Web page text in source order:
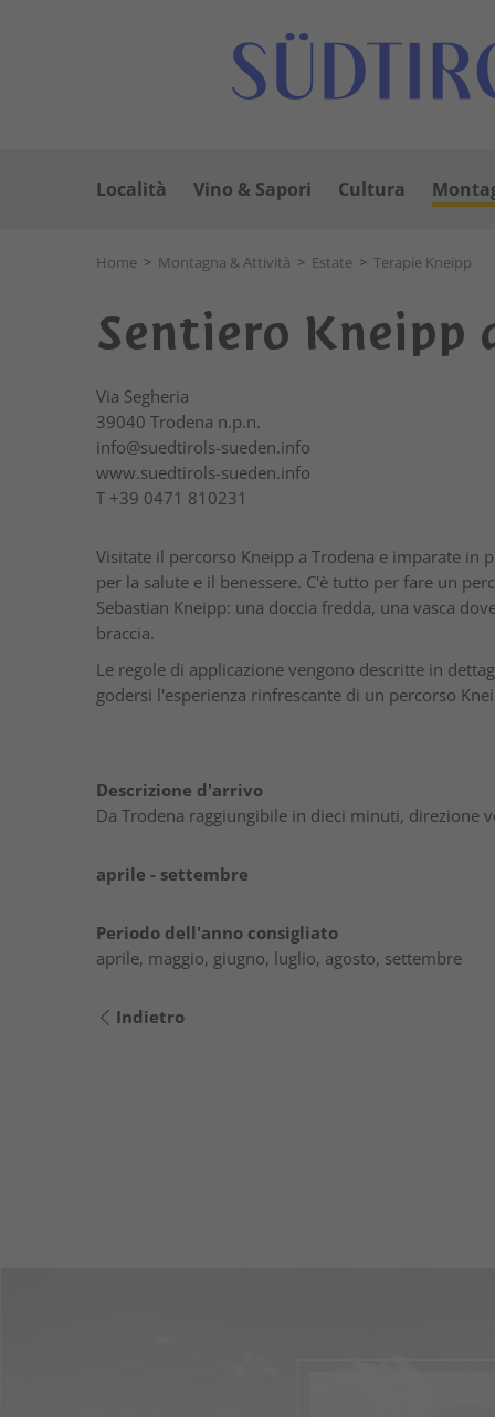
Località Vino & Sapori Cultura
Home > Montagna & Attività > Estate > Terapie Kneipp
Sentiero Kneipp
Via Segheria
39040 Trodena n.p.n.
info@suedtirols-sueden.info
www.suedtirols-sueden.info
T +39 0471 810231
Visitate il percorso Kneipp a Trodena e imparate in
per la salute e il benessere. C'è tutto per fare un
Sebastian Kneipp: una doccia fredda, una vasca
braccia.
Le regole di applicazione vengono descritte in
godersi l'esperienza rinfrescante di un percorso
Descrizione d'arrivo
Da Trodena raggiungibile in dieci minuti, direzione
aprile - settembre
Periodo dell'anno consigliato
aprile, maggio, giugno, luglio, agosto, settembre
Indietro